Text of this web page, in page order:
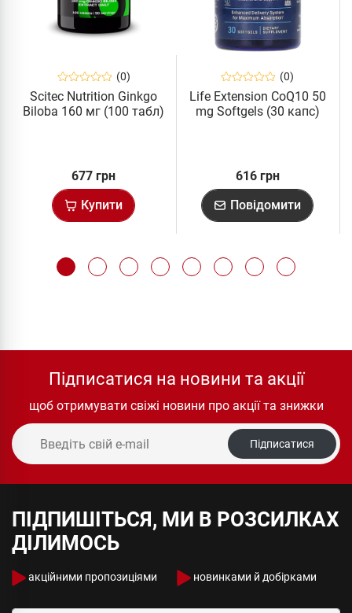
(0)
Scitec Nutrition Ginkgo
Biloba 160 мг (100 табл)
677 грн
Купити
(0)
Life Extension CoQ10 50
mg Softgels (30 капс)
616 грн
Повідомити
Підписатися на новини та акції
щоб отримувати свіжі новини про акції та знижки
Підписатися
ПІДПИШІТЬСЯ, МИ В РОЗСИЛКАХ
ДІЛИМОСЬ
акційними пропозиціями новинками й добірками